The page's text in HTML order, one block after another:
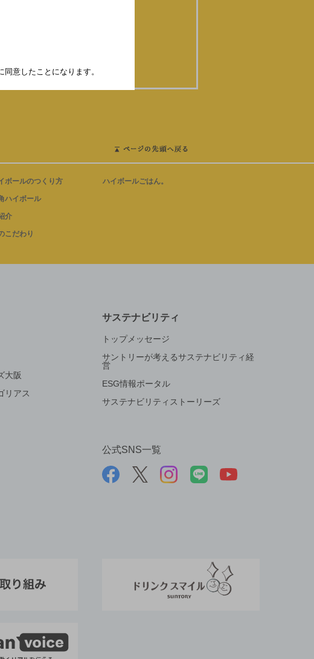
ボールのつくり方
ハイボール
介
こだわり
ハイボールごはん。
大阪
リアス
サステナビリティ
トップメッセージ
サントリーが考えるサステナビリティ経
営
ESG情報ポータル
サステナビリティストーリーズ
公式SNS一覧
意したことになります。